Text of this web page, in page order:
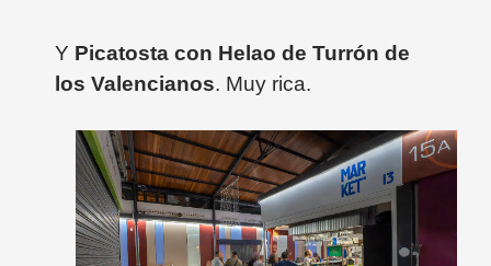
Y Picatosta con Helao de Turrón de
los Valencianos. Muy rica.